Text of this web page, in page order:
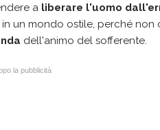
a liberare l'uomo
in un mondo ostile, perché non
dell'animo del sofferente.
la pubblicità